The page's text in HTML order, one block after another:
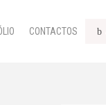
CONTACTOS